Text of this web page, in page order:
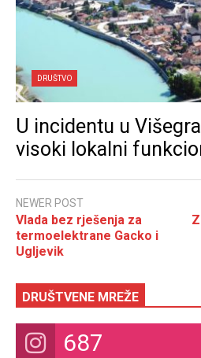
DRUŠTVO
U incidentu u
visoki lokalni
NEWER POST
Vlada bez rješenja za
termoelektrane Gacko i
Ugljevik
DRUŠTVENE MREŽE
687